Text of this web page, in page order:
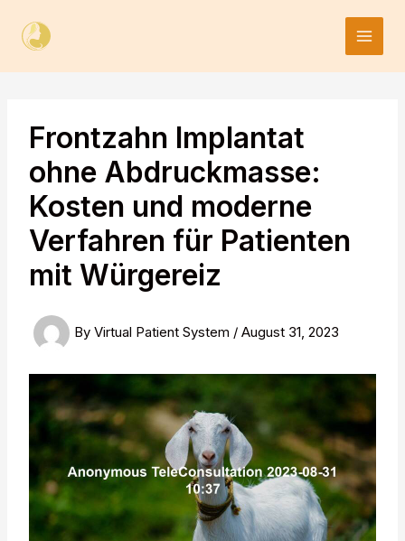
content
Frontzahn Implantat
ohne Abdruckmasse:
Kosten und moderne
Verfahren für Patienten
mit Würgereiz
ByVirtual Patient System /August 31, 2023